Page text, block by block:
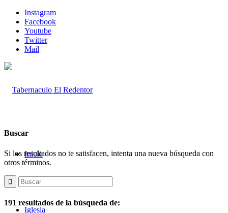
Instagram
Facebook
Youtube
Twitter
Mail
Inicio
Iglesia
Buscar
Si los resultados no te satisfacen, intenta una nueva búsqueda con
otros términos.
191 resultados de la búsqueda de: